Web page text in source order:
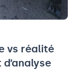
vs réalité